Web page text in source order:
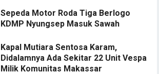
Sepeda Motor Roda Tiga Berlogo
KDMP Nyungsep Masuk Sawah
Kapal Mutiara Sentosa Karam,
Didalamnya Ada Sekitar 22 Unit Vespa
Milik Komunitas Makassar